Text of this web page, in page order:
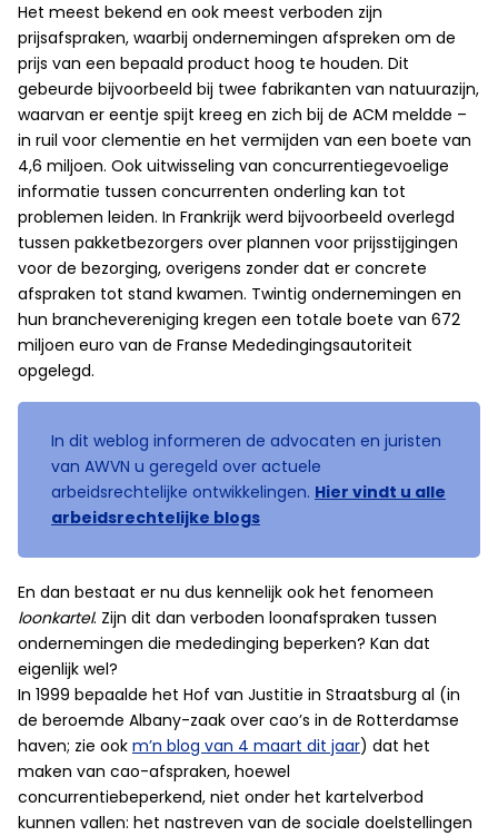
Het meest bekend en ook meest verboden zijn
prijsafspraken, waarbij ondernemingen afspreken om de
prijs van een bepaald product hoog te houden. Dit
gebeurde bijvoorbeeld bij twee fabrikanten van natuurazijn,
waarvan er eentje spijt kreeg en zich bij de ACM meldde –
in ruil voor clementie en het vermijden van een boete van
4,6 miljoen. Ook uitwisseling van concurrentiegevoelige
informatie tussen concurrenten onderling kan tot
problemen leiden. In Frankrijk werd bijvoorbeeld overlegd
tussen pakketbezorgers over plannen voor prijsstijgingen
voor de bezorging, overigens zonder dat er concrete
afspraken tot stand kwamen. Twintig ondernemingen en
hun branchevereniging kregen een totale boete van 672
miljoen euro van de Franse Mededingingsautoriteit
opgelegd.
In dit weblog informeren de advocaten en juristen
van AWVN u geregeld over actuele
arbeidsrechtelijke ontwikkelingen. Hier vindt u alle
arbeidsrechtelijke blogs
En dan bestaat er nu dus kennelijk ook het fenomeen
loonkartel. Zijn dit dan verboden loonafspraken tussen
ondernemingen die mededinging beperken? Kan dat
eigenlijk wel?
In 1999 bepaalde het Hof van Justitie in Straatsburg al (in
de beroemde Albany-zaak over cao’s in de Rotterdamse
haven; zie ook m’n blog van 4 maart dit jaar) dat het
maken van cao-afspraken, hoewel
concurrentiebeperkend, niet onder het kartelverbod
kunnen vallen: het nastreven van de sociale doelstellingen